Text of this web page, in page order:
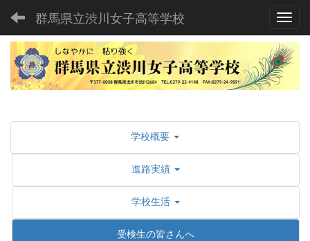
群馬県立渋川女子高等学校
学校概要
進路実績
学校生活
受検生の皆さんへ